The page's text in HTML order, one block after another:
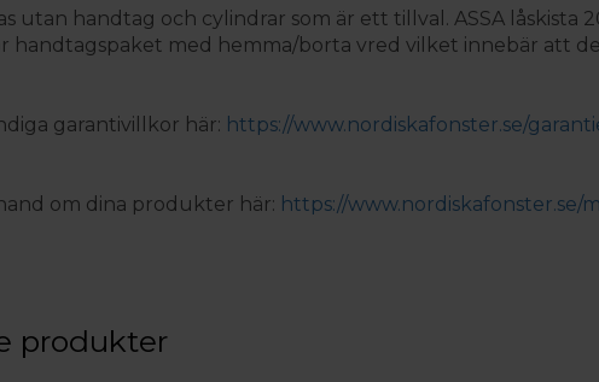
utan handtag och cylindrar som är ett tillval. ASSA
handtagspaket med hemma/borta vred vilket innebär att
garantivillkor här: https://www.nordiskafonster.se/
om dina produkter här: https://www.nordiskafonster.se/
produkter